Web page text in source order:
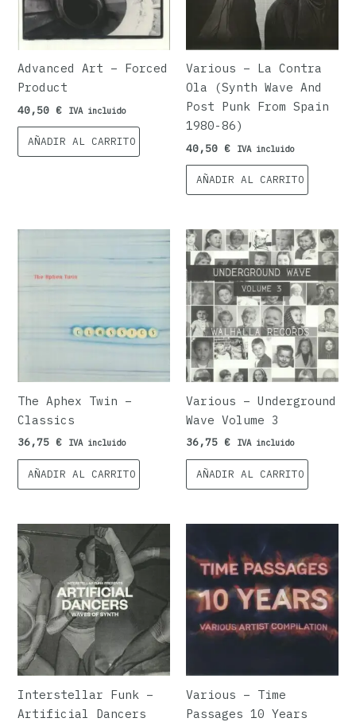
Advanced Art – Forced
Product
40,50 € IVA incluido
AÑADIR AL CARRITO
Various – La Contra
Ola (Synth Wave And
Post Punk From Spain
1980-86)
40,50 € IVA incluido
AÑADIR AL CARRITO
The Aphex Twin –
Classics
36,75 € IVA incluido
AÑADIR AL CARRITO
Various – Underground
Wave Volume 3
36,75 € IVA incluido
AÑADIR AL CARRITO
Interstellar Funk –
Artificial Dancers
Various – Time
Passages 10 Years